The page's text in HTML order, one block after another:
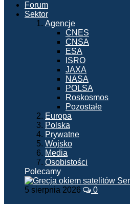
Forum
Sektor
Agencje
CNES
CNSA
ESA
ISRO
JAXA
NASA
POLSA
Roskosmos
Pozostałe
Europa
Polska
Prywatne
Wojsko
Media
Osobistości
Polecamy
5 sierpnia 2026 0